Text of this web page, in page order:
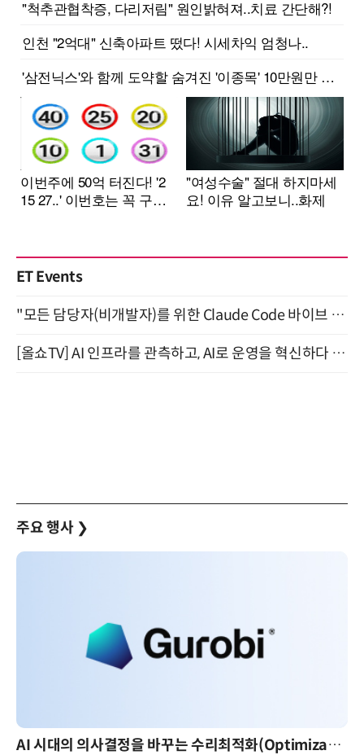
ET Events
"모든 담당자(비개발자)를 위한 Claude Code 바이브 코딩 2-day 부트캠프" 9월 16~17일 개최
[올쇼TV] AI 인프라를 관측하고, AI로 운영을 혁신하다 (8월 11일 생방송)
주요 행사 ❯
AI 시대의 의사결정을 바꾸는 수리최적화(Optimization): 실제 산업 적용 사례와 활용 전략